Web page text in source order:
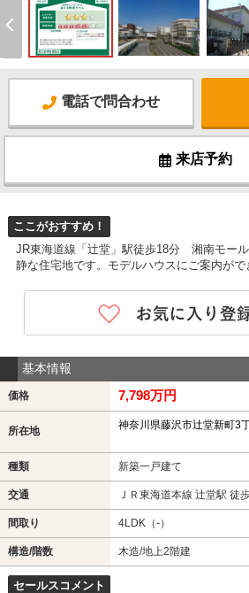
電話で問合わせ
来店予約
ここがおすすめ！
JR東海道線「辻堂」駅徒歩18分 湘南モー
静な住宅地です。モデルハウスにご案内がで
基本情報
価格 7,798万円
所在地 神奈川県藤沢市辻堂新町3
種類 新築一戸建て
交通 ＪＲ東海道本線 辻堂駅 徒
間取り 4LDK（-）
構造/階数 木造/地上2階建
セールスコメント